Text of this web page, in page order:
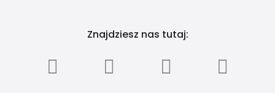
Znajdziesz nas tutaj: